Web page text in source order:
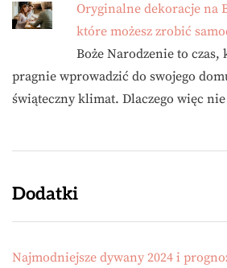
Oryginalne dekoracje na
które możesz zrobić
Boże Narodzenie to czas,
pragnie wprowadzić do swojego
świąteczny klimat. Dlaczego więc
Dodatki
Najmodniejsze dywany 2024 i